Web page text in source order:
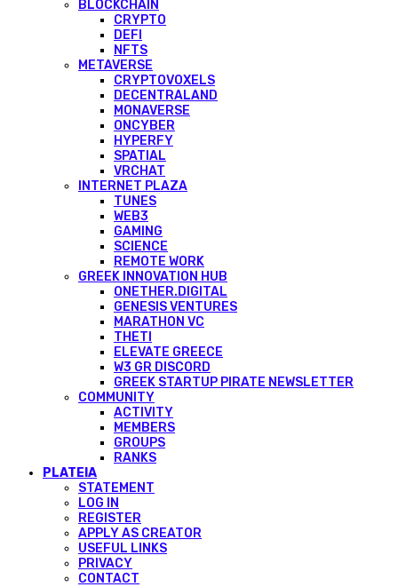
BLOCKCHAIN
CRYPTO
DEFI
NFTS
METAVERSE
CRYPTOVOXELS
DECENTRALAND
MONAVERSE
ONCYBER
HYPERFY
SPATIAL
VRCHAT
INTERNET PLAZA
TUNES
WEB3
GAMING
SCIENCE
REMOTE WORK
GREEK INNOVATION HUB
ONETHER.DIGITAL
GENESIS VENTURES
MARATHON VC
THETI
ELEVATE GREECE
W3 GR DISCORD
GREEK STARTUP PIRATE NEWSLETTER
COMMUNITY
ACTIVITY
MEMBERS
GROUPS
RANKS
PLATEIA
STATEMENT
LOG IN
REGISTER
APPLY AS CREATOR
USEFUL LINKS
PRIVACY
CONTACT